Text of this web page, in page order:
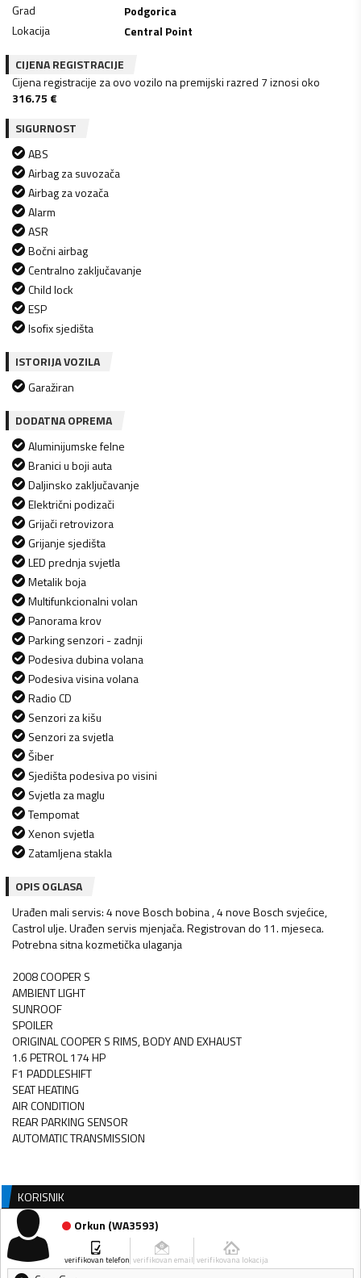
Grad
Podgorica
Lokacija
Central Point
CIJENA REGISTRACIJE
Cijena registracije za ovo vozilo na premijski razred 7 iznosi oko
316.75 €
SIGURNOST
ABS
Airbag za suvozača
Airbag za vozača
Alarm
ASR
Bočni airbag
Centralno zaključavanje
Child lock
ESP
Isofix sjedišta
ISTORIJA VOZILA
Garažiran
DODATNA OPREMA
Aluminijumske felne
Branici u boji auta
Daljinsko zaključavanje
Električni podizači
Grijači retrovizora
Grijanje sjedišta
LED prednja svjetla
Metalik boja
Multifunkcionalni volan
Panorama krov
Parking senzori - zadnji
Podesiva dubina volana
Podesiva visina volana
Radio CD
Senzori za kišu
Senzori za svjetla
Šiber
Sjedišta podesiva po visini
Svjetla za maglu
Tempomat
Xenon svjetla
Zatamljena stakla
OPIS OGLASA
Urađen mali servis: 4 nove Bosch bobina , 4 nove Bosch svjećice,
Castrol ulje. Urađen servis mjenjača. Registrovan do 11. mjeseca.
Potrebna sitna kozmetička ulaganja
2008 COOPER S
AMBIENT LIGHT
SUNROOF
SPOILER
ORIGINAL COOPER S RIMS, BODY AND EXHAUST
1.6 PETROL 174 HP
F1 PADDLESHIFT
SEAT HEATING
AIR CONDITION
REAR PARKING SENSOR
AUTOMATIC TRANSMISSION
KORISNIK
Orkun (WA3593)
verifikovan telefon verifikovan email verifikovana lokacija